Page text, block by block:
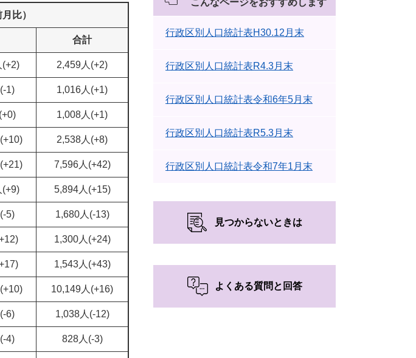
比）
合計
(+2) 2,459人(+2)
1) 1,016人(+1)
1,008人(+1)
2,538人(+8)
7,596人(+42)
(+9) 5,894人(+15)
5) 1,680人(-13)
1,300人(+24)
1,543人(+43)
10,149人(+16)
6) 1,038人(-12)
4) 828人(-3)
こんなページをおすすめします
行政区別人口統計表H30.12月末
行政区別人口統計表R4.3月末
行政区別人口統計表令和6年5月末
行政区別人口統計表R5.3月末
行政区別人口統計表令和7年1月末
見つからないときは
よくある質問と回答